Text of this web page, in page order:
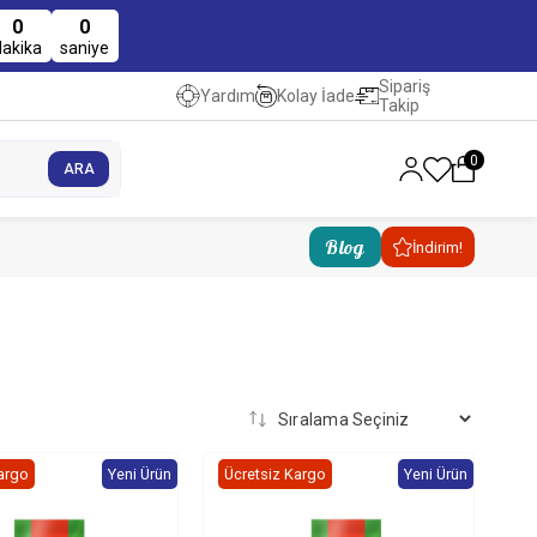
0 0
saniye
Yardım Kolay İade
Sipariş
Takip
0
Blog İndirim!
Yeni Ürün Ücretsiz Kargo Yeni Ürün